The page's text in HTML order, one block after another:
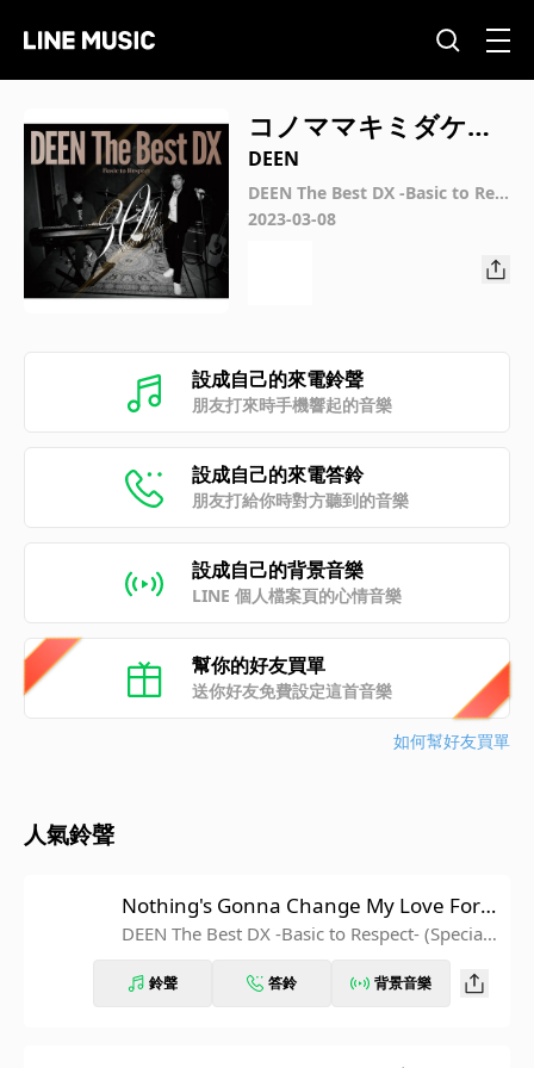
コノママキミダケヲ
ウバイサリタイディ
ーンザベストデラッ
クス
DEEN
DEEN The Best DX -Basic to Res
pect- (Special Edition)
2023-03-08
設成自己的來電鈴聲
朋友打來時手機響起的音樂
設成自己的來電答鈴
朋友打給你時對方聽到的音樂
設成自己的背景音樂
LINE 個人檔案頁的心情音樂
幫你的好友買單
送你好友免費設定這首音樂
如何幫好友買單
人氣鈴聲
Nothing's Gonna Change My Love For Y
ou
DEEN The Best DX -Basic to Respect- (Special
鈴聲 答鈴 背景音樂